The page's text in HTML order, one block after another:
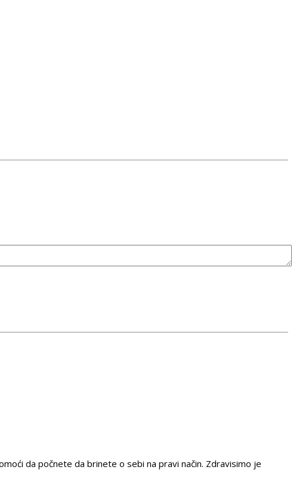
da počnete da brinete o sebi na pravi način. Zdravisimo je